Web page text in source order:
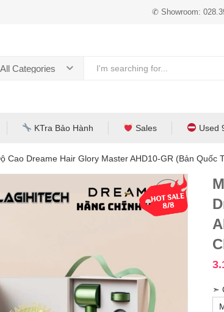
✆ Showroom:
All Categories
KTra Bảo Hành Sales Used
Cao Dreame Hair Glory Master AHD10-GR (Bản Quốc
➣